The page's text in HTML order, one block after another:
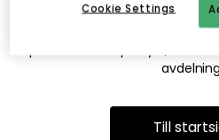
Detta kan bero på att sidan inte
flyttats. Vi ber om ursäkt för
prova att söka på nytt, eller
Till
Cookie Settings